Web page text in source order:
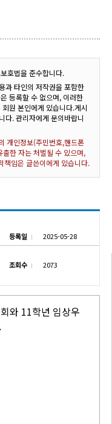
호법을 준수합니다.
과 타인의 저작권을 포함한
등록할 수 없으며, 이러한
원 본인에게 있습니다.게시
다. 관리자에게 문의바랍니
개인정보(주민번호,핸드폰
한 자는 처벌될 수 있으며,
책임은 글쓴이에게 있습니다.
등록일 2025-05-28
조회수 2073
와 11학년 임상우